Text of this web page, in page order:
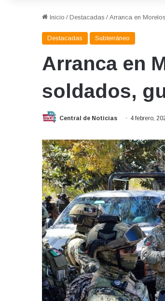
Inicio / Destacadas / Arranca en
Destacadas Subterráneo
Arranca en
soldados,
Central de Noticias 4 febrero,